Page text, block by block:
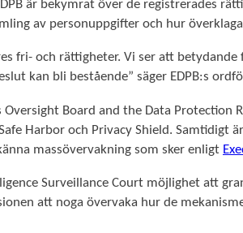
är bekymrat över de registrerades
av personuppgifter och hur
fri- och rättigheter. Vi ser att
kan bli bestående” säger EDPB:s
Board and the Data Protection
Harbor och Privacy Shield. Samtidigt
massövervakning som sker enligt
Surveillance Court möjlighet att
att noga övervaka hur de